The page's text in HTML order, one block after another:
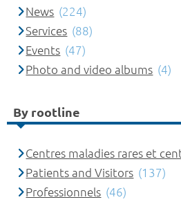
News (224)
Services (88)
Events (47)
Photo and video albums (4)
By rootline
Centres maladies rares et
Patients and Visitors (137)
Professionnels (46)